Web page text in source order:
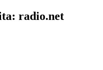
radio.net